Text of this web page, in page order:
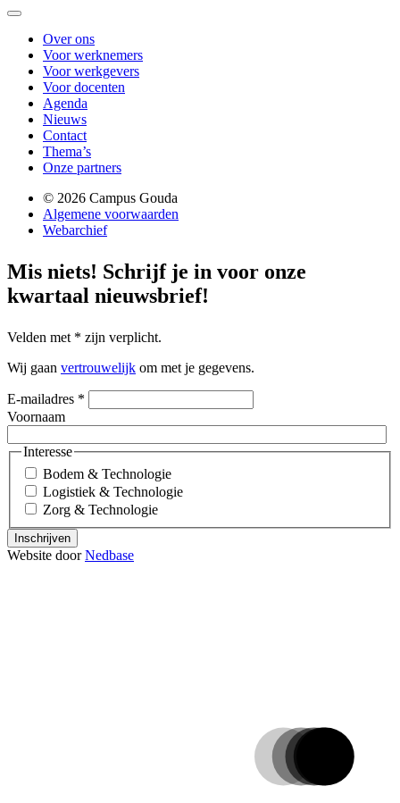
Over ons
Voor werknemers
Voor werkgevers
Voor docenten
Agenda
Nieuws
Contact
Thema’s
Onze partners
© 2026 Campus Gouda
Algemene voorwaarden
Webarchief
Mis niets! Schrijf je in voor onze
kwartaal nieuwsbrief!
Velden met * zijn verplicht.
Wij gaan vertrouwelijk om met je gegevens.
E-mailadres *
Voornaam
Interesse
Bodem & Technologie
Logistiek & Technologie
Zorg & Technologie
Inschrijven
Website doorNedbase